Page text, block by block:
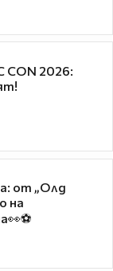
CON 2026:
от „Олд
на